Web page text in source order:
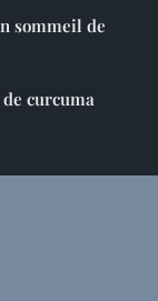
sommeil de
curcuma